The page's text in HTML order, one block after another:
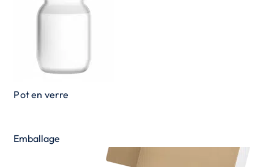
Pot en verre
Emballage